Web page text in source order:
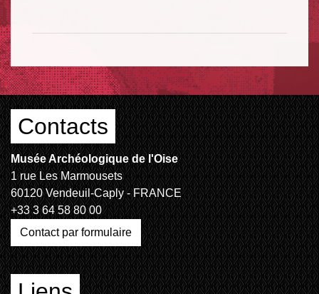
Contacts
Musée Archéologique de l'Oise
1 rue Les Marmousets
60120 Vendeuil-Caply - FRANCE
+33 3 64 58 80 00
Contact par formulaire